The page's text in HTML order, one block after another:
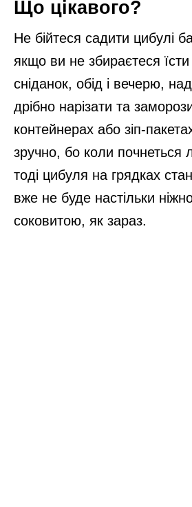
Що цікавого?
Не бійтеся садити цибулі
якщо ви не збираєтеся їсти
сніданок, обід і вечерю,
дрібно нарізати та
контейнерах або зіп-
зручно, бо коли почнеться
тоді цибуля на грядках
вже не буде настільки
соковитою, як зараз.